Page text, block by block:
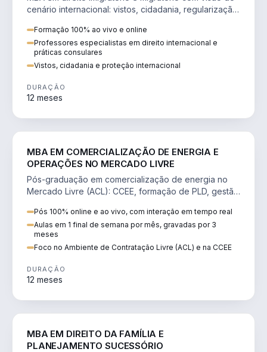
cenário internacional: vistos, cidadania, regularização
Formação 100% ao vivo e online
Professores especialistas em direito internacional e
práticas consulares
Vistos, cidadania e proteção internacional
DURAÇÃO
12 meses
MBA EM COMERCIALIZAÇÃO DE ENERGIA E
OPERAÇÕES NO MERCADO LIVRE
Pós-graduação em comercialização de energia no
Mercado Livre (ACL): CCEE, formação de PLD, gestão
Pós 100% online e ao vivo, com interação em tempo real
Aulas em 1 final de semana por mês, gravadas por 3
meses
Foco no Ambiente de Contratação Livre (ACL) e na CCEE
DURAÇÃO
12 meses
MBA EM DIREITO DA FAMÍLIA E
PLANEJAMENTO SUCESSÓRIO